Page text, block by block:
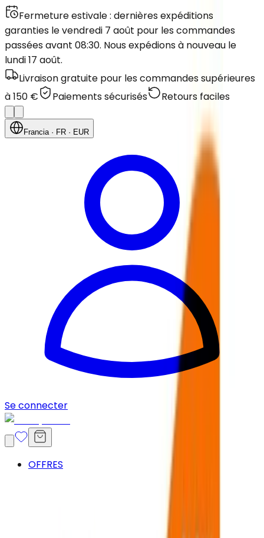
Fermeture estivale : dernières expéditions
garanties le vendredi 7 août pour les commandes
passées avant 08:30. Nous expédions à nouveau le
lundi 17 août.
Livraison gratuite pour les commandes supérieures
à 150 €
Paiements sécurisés Retours faciles
Francia· FR · EUR
Se connecter
OFFRES